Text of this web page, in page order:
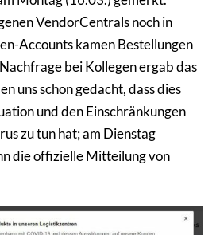
VendorCentrals noch in
Accounts kamen Bestellungen
bei Kollegen ergab das
uns schon gedacht, dass dies
und den Einschränkungen
zu tun hat; am Dienstag
die offizielle Mitteilung von